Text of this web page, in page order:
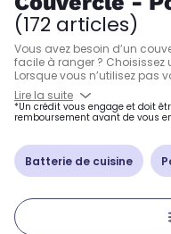
(172 articles)
Vous avez besoin d’un
facile à ranger ?
Lorsque vous n’utilisez pas
pouvez l’empiler avec le
ranger dans un tiroir.
cuisinière, vosplaquesou
découvrir également
cuisineet dénicher
Lire la suite
*Un crédit vous engage et doit
remboursement avant de vous
Batterie de cuisine